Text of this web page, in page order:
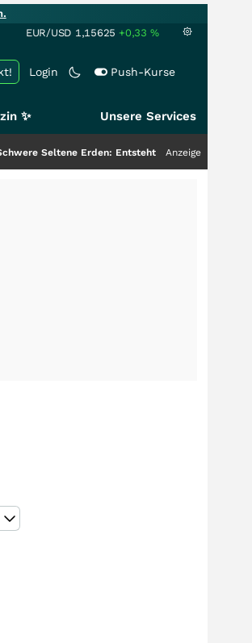
EUR/USD 1,15625 +0,33 %
Login Push-Kurse
✨ Unsere Services
Seltene Erden: Entsteht hier die nächste
Anzeige